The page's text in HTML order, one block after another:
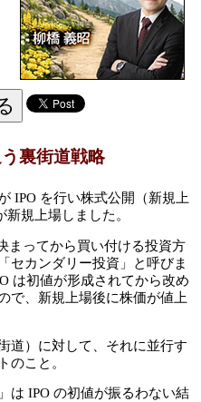
裏街道戦略
IPO を行い株式公開（新規上
規上場しました。
まってから買い付ける投資方
セカンダリー投資」と呼びま
は初値が形成されてから改め
で、新規上場後に株価が値上
道）に対して、それに並行す
のこと。
は IPO の初値が振るわない結